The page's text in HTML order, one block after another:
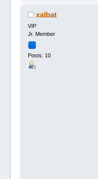
xalbat
VIP
Jr. Member
Posts: 10